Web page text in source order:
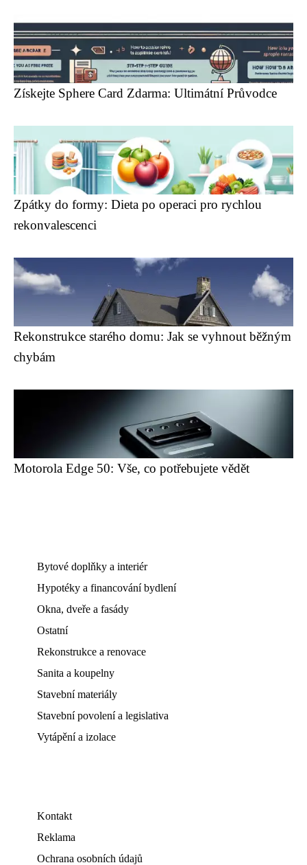
Získejte Sphere Card Zdarma: Ultimátní Průvodce
Zpátky do formy: Dieta po operaci pro rychlou
rekonvalescenci
Rekonstrukce starého domu: Jak se vyhnout běžným
chybám
Motorola Edge 50: Vše, co potřebujete vědět
Bytové doplňky a interiér
Hypotéky a financování bydlení
Okna, dveře a fasády
Ostatní
Rekonstrukce a renovace
Sanita a koupelny
Stavební materiály
Stavební povolení a legislativa
Vytápění a izolace
Kontakt
Reklama
Ochrana osobních údajů